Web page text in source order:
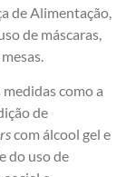
de Alimentação,
de máscaras,
como a
de
com álcool gel e
do uso de